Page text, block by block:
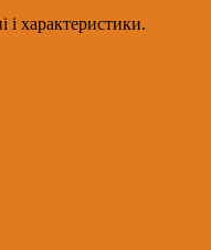
і характеристики.